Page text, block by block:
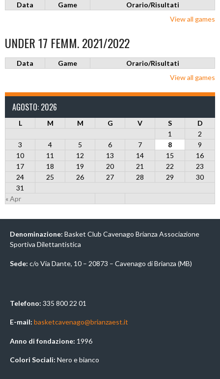
Data Game
Orario/Risultati
View all games
UNDER 17 FEMM. 2021/2022
Data Game
Orario/Risultati
View all games
AGOSTO: 2026
L M M G V S D
« Apr
1
2
3
4 5 6 7 8
9
10
11 12 13 14 15
16
17
18 19 20 21 22
23
24
25 26 27 28 29
30
31
Denominazione: Basket Club Cavenago Brianza Associazione
Sportiva Dilettantistica
Sede: c/o Via Dante, 10 – 20873 – Cavenago di Brianza (MB)
Telefono: 335 800 22 01
E-mail: basketcavenago@brianzaest.it
Anno di fondazione: 1996
Colori Sociali: Nero e bianco